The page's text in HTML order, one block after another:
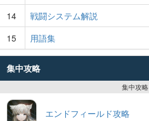
14
戦闘システム解説
15
用語集
集中攻略
集中攻略
エンドフィールド攻略